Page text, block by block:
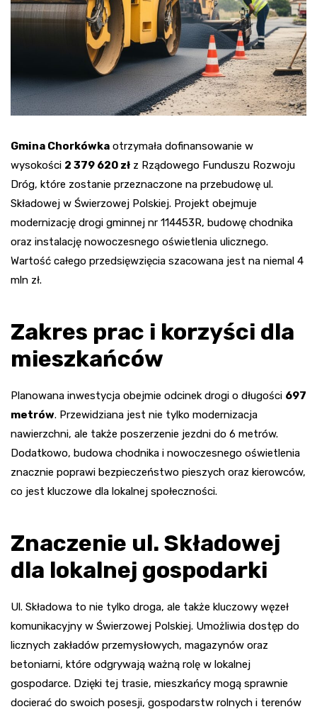
Gmina Chorkówka otrzymała dofinansowanie w
wysokości 2 379 620 zł z Rządowego Funduszu Rozwoju
Dróg, które zostanie przeznaczone na przebudowę ul.
Składowej w Świerzowej Polskiej. Projekt obejmuje
modernizację drogi gminnej nr 114453R, budowę chodnika
oraz instalację nowoczesnego oświetlenia ulicznego.
Wartość całego przedsięwzięcia szacowana jest na niemal 4
mln zł.
Zakres prac i korzyści dla
mieszkańców
Planowana inwestycja obejmie odcinek drogi o długości 697
metrów. Przewidziana jest nie tylko modernizacja
nawierzchni, ale także poszerzenie jezdni do 6 metrów.
Dodatkowo, budowa chodnika i nowoczesnego oświetlenia
znacznie poprawi bezpieczeństwo pieszych oraz kierowców,
co jest kluczowe dla lokalnej społeczności.
Znaczenie ul. Składowej
dla lokalnej gospodarki
Ul. Składowa to nie tylko droga, ale także kluczowy węzeł
komunikacyjny w Świerzowej Polskiej. Umożliwia dostęp do
licznych zakładów przemysłowych, magazynów oraz
betoniarni, które odgrywają ważną rolę w lokalnej
gospodarce. Dzięki tej trasie, mieszkańcy mogą sprawnie
docierać do swoich posesji, gospodarstw rolnych i terenów